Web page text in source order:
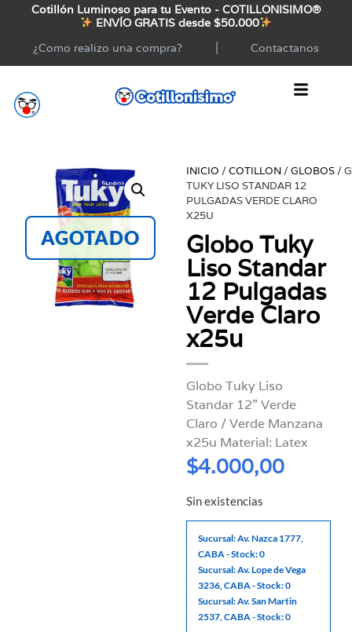
Cotillón Luminoso para tu Evento - COTILLONISIMO®
ENVÍO GRATIS desde $50.000
¿Como realizo una compra?
Contactanos
AGOTADO
INICIO /COTILLON /GLOBOS /
TUKY LISO STANDAR 12
PULGADAS VERDE CLARO
X25U
Globo Tuky
Liso Standar
12 Pulgadas
Verde Claro
x25u
Globo Tuky Liso
Standar 12” Verde
Claro / Verde Manzana
x25u Material: Latex
$4.000,00
Sin existencias
Sucursal: Av. Nazca 1777,
CABA - Stock: 0
Sucursal: Av. Lope de Vega
3236, CABA - Stock: 0
Sucursal: Av. San Martin
2537, CABA - Stock: 0